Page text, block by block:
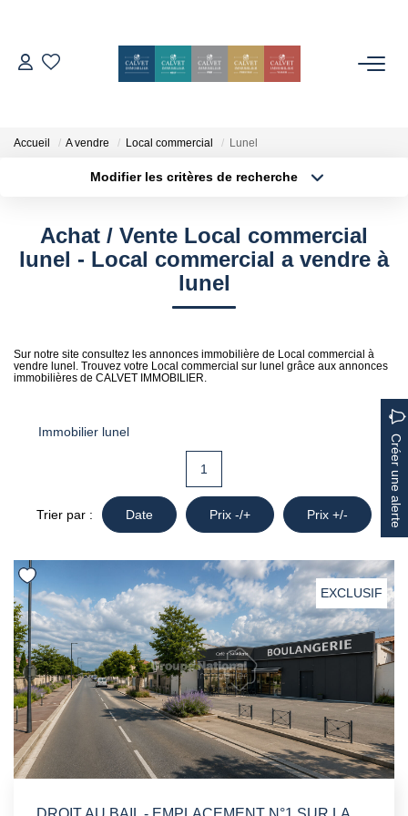
ESTIMER
Notre Équipe
Nos Avis
Nos Partenaires
Accueil A vendre Local commercial Lunel
Modifier les critères de recherche
Surface min Budget max
Achat / Vente Local commercial
lunel - Local commercial a vendre à
lunel
Sur notre site consultez les annonces immobilière de Local commercial à
vendre lunel. Trouvez votre Local commercial sur lunel grâce aux annonces
immobilières de CALVET IMMOBILIER.
Immobilier lunel
Créer une alerte
1
Trier par : Date Prix -/+ Prix +/-
EXCLUSIF